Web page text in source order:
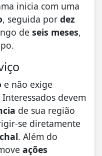
inicia com uma
, seguida por dez
de seis meses,
e não exige
devem
de sua região
se diretamente
. Além do
ações